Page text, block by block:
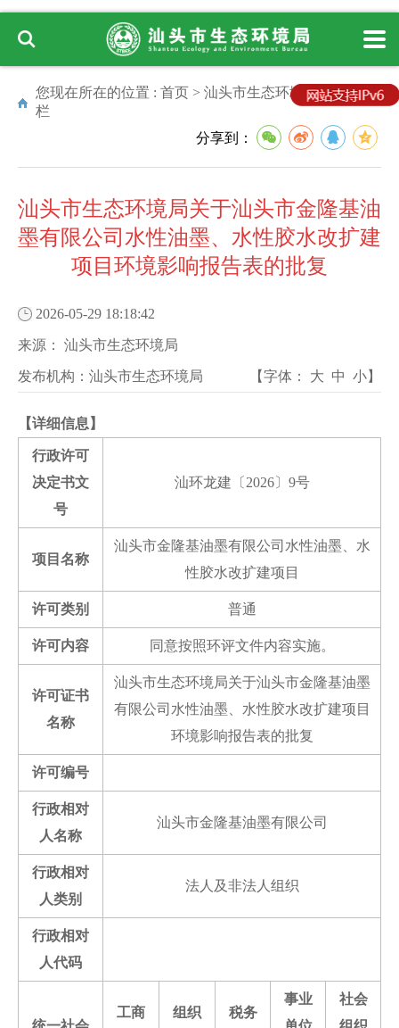
您现在所在的位置 : 首页 > 汕头市生态环境局>专题专
栏
分享到：
汕头市生态环境局关于汕头市金隆基油
墨有限公司水性油墨、水性胶水改扩建
项目环境影响报告表的批复
2026-05-29 18:18:42
来源： 汕头市生态环境局
发布机构： 汕头市生态环境局 【字体： 大 中 小】
【详细信息】
行政许可
决定书文
号
汕环龙建〔2026〕9号
项目名称
汕头市金隆基油墨有限公司水性油墨、水
性胶水改扩建项目
许可类别 普通
许可内容 同意按照环评文件内容实施。
许可证书
名称
汕头市生态环境局关于汕头市金隆基油墨
有限公司水性油墨、水性胶水改扩建项目
环境影响报告表的批复
许可编号
行政相对
人名称
汕头市金隆基油墨有限公司
行政相对
人类别
法人及非法人组织
行政相对
人代码
工商
组织
税务
事业
社会